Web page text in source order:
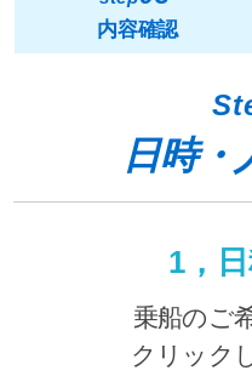
内容確認
日時・
1，
乗船のご
クリック